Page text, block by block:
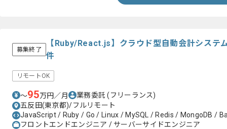
募集終了
【Ruby/React.js】クラウド型自動会計システ
件
リモートOK
〜95万円／月 業務委託(フリーランス)
五反田(東京都)/フルリモート
JavaScript / Ruby / Go / Linux / MySQL / Redis / MongoDB /
フロントエンドエンジニア / サーバーサイドエンジニア